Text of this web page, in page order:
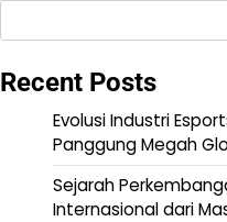
Recent Posts
Evolusi Industri
Panggung Megah
Sejarah
Internasional dari